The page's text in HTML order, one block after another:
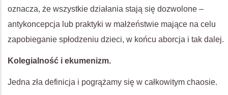
oznacza, że wszystkie działania stają się dozwolone –
antykoncepcja lub praktyki w małżeństwie mające na celu
zapobieganie spłodzeniu dzieci, w końcu aborcja i tak dalej.
Kolegialność i ekumenizm.
Jedna zła definicja i pogrążamy się w całkowitym chaosie.